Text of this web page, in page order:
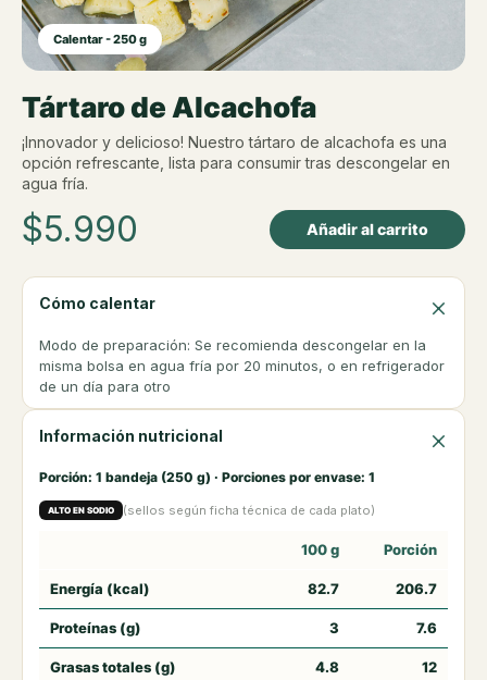
Calentar - 250 g
Tártaro de Alcachofa
¡Innovador y delicioso! Nuestro tártaro de alcachofa es una
opción refrescante, lista para consumir tras descongelar en
agua fría.
$5.990 Añadir al carrito
Cómo calentar
Modo de preparación: Se recomienda descongelar en la
misma bolsa en agua fría por 20 minutos, o en refrigerador
de un día para otro
Información nutricional
Porción: 1 bandeja (250 g) · Porciones por envase: 1
ALTO EN SODIO (sellos según ficha técnica de cada plato)
100 g Porción
Energía (kcal) 82.7 206.7
Proteínas (g) 3 7.6
Grasas totales (g) 4.8 12